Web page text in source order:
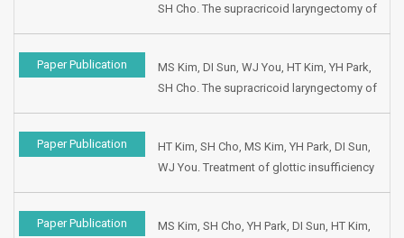
of Logopedics and Phoniatrics, 1998,
Amsterdam, Netherlands.
SH Cho. The supracricoid laryngectomy of
Otolaryngologic Congress, 1998, Seoul,
Korea.
Paper Publication
MS Kim, DI Sun, WJ You, HT Kim, YH Park,
SH Cho. The supracricoid laryngectomy of
Otolaryngologic Congress, 1998, Seoul,
Korea.
Paper Publication
HT Kim, SH Cho, MS Kim, YH Park, DI Sun,
WJ You. Treatment of glottic insufficiency
Otolaryngologic Congress, 1998, Seoul,
Paper Publication
MS Kim, SH Cho, YH Park, DI Sun, HT Kim,